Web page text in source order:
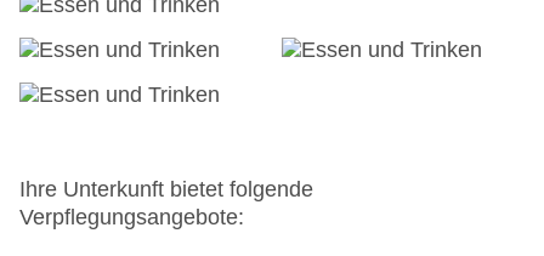
Ihre Unterkunft bietet folgende
Verpflegungsangebote: